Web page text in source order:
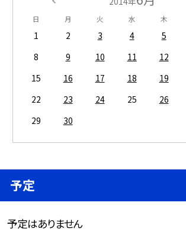
日 月 火 水 木
1 2 3 4 5
8
9 10 11 12
15
16 17 18 19
22
23 24 25 26
29
30
予定
予定はありません